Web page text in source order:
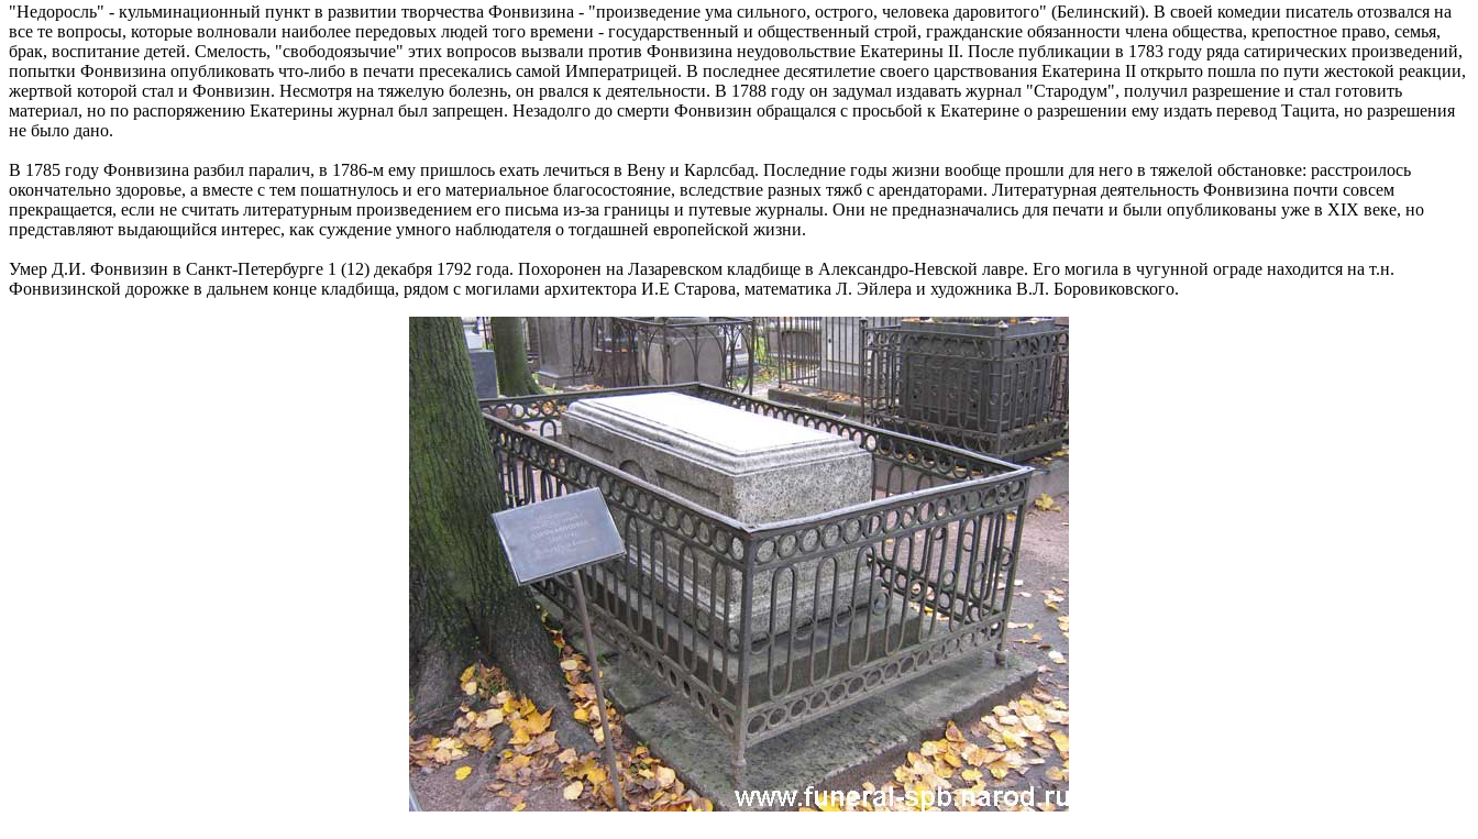
"Недоросль" - кульминационный пункт в развитии творчества Фонвизина - "произведение ума сильного, острого, человека даровитого" (Белинский). В своей комедии писатель отозвался на
все те вопросы, которые волновали наиболее передовых людей того времени - государственный и общественный строй, гражданские обязанности члена общества, крепостное право, семья,
брак, воспитание детей. Смелость, "свободоязычие" этих вопросов вызвали против Фонвизина неудовольствие Екатерины II. После публикации в 1783 году ряда сатирических произведений,
попытки Фонвизина опубликовать что-либо в печати пресекались самой Императрицей. В последнее десятилетие своего царствования Екатерина II открыто пошла по пути жестокой реакции,
жертвой которой стал и Фонвизин. Несмотря на тяжелую болезнь, он рвался к деятельности. В 1788 году он задумал издавать журнал "Стародум", получил разрешение и стал готовить
материал, но по распоряжению Екатерины журнал был запрещен. Незадолго до смерти Фонвизин обращался с просьбой к Екатерине о разрешении ему издать перевод Тацита, но разрешения
не было дано.
В 1785 году Фонвизина разбил паралич, в 1786-м ему пришлось ехать лечиться в Вену и Карлсбад. Последние годы жизни вообще прошли для него в тяжелой обстановке: расстроилось
окончательно здоровье, а вместе с тем пошатнулось и его материальное благосостояние, вследствие разных тяжб с арендаторами. Литературная деятельность Фонвизина почти совсем
прекращается, если не считать литературным произведением его письма из-за границы и путевые журналы. Они не предназначались для печати и были опубликованы уже в XIX веке, но
представляют выдающийся интерес, как суждение умного наблюдателя о тогдашней европейской жизни.
Умер Д.И. Фонвизин в Санкт-Петербурге 1 (12) декабря 1792 года. Похоронен на Лазаревском кладбище в Александро-Невской лавре. Его могила в чугунной ограде находится на т.н.
Фонвизинской дорожке в дальнем конце кладбища, рядом с могилами архитектора И.Е Старова, математика Л. Эйлера и художника В.Л. Боровиковского.